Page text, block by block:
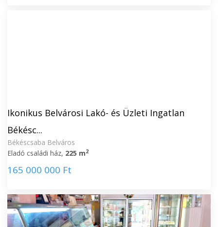
Ikonikus Belvárosi Lakó- és Üzleti Ingatlan
Békésc...
Békéscsaba Belváros
Eladó családi ház, 225 m2
165 000 000 Ft